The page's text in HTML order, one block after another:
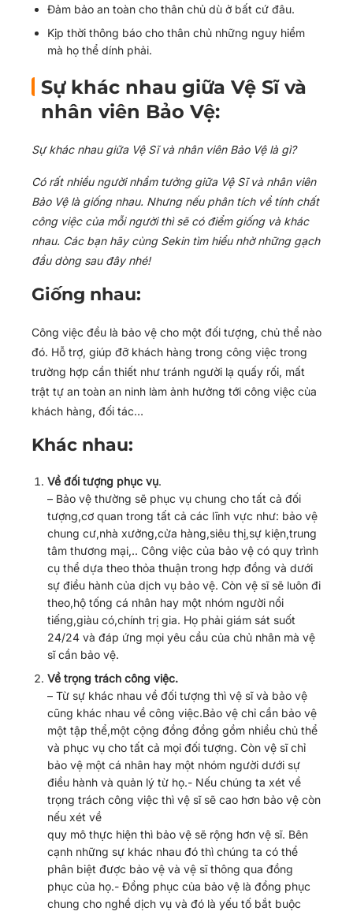
Đảm bảo an toàn cho thân chủ dù ở bất cứ đâu.
Kịp thời thông báo cho thân chủ những nguy hiểm
mà họ thể dính phải.
Sự khác nhau giữa Vệ Sĩ và
nhân viên Bảo Vệ:
Sự khác nhau giữa Vệ Sĩ và nhân viên Bảo Vệ là gì?
Có rất nhiều người nhầm tưởng giữa Vệ Sĩ và nhân viên
Bảo Vệ là giống nhau. Nhưng nếu phân tích về tính chất
công việc của mỗi người thì sẽ có điểm giống và khác
nhau. Các bạn hãy cùng Sekin tìm hiểu nhờ những gạch
đầu dòng sau đây nhé!
Giống nhau:
Công việc đều là bảo vệ cho một đối tượng, chủ thể nào
đó. Hỗ trợ, giúp đỡ khách hàng trong công việc trong
trường hợp cần thiết như tránh người lạ quấy rối, mất
trật tự an toàn an ninh làm ảnh hưởng tới công việc của
khách hàng, đối tác…
Khác nhau:
Về đối tượng phục vụ.
– Bảo vệ thường sẽ phục vụ chung cho tất cả đối
tượng,cơ quan trong tất cả các lĩnh vực như: bảo vệ
chung cư,nhà xưởng,cửa hàng,siêu thị,sự kiện,trung
tâm thương mại,.. Công việc của bảo vệ có quy trình
cụ thể dựa theo thỏa thuận trong hợp đồng và dưới
sự điều hành của dịch vụ bảo vệ. Còn vệ sĩ sẽ luôn đi
theo,hộ tống cá nhân hay một nhóm người nổi
tiếng,giàu có,chính trị gia. Họ phải giám sát suốt
24/24 và đáp ứng mọi yêu cầu của chủ nhân mà vệ
sĩ cần bảo vệ.
Về trọng trách công việc.
– Từ sự khác nhau về đối tượng thì vệ sĩ và bảo vệ
cũng khác nhau về công việc.Bảo vệ chỉ cần bảo vệ
một tập thể,một cộng đồng đồng gồm nhiều chủ thể
và phục vụ cho tất cả mọi đối tượng. Còn vệ sĩ chỉ
bảo vệ một cá nhân hay một nhóm người dưới sự
điều hành và quản lý từ họ.- Nếu chúng ta xét về
trọng trách công việc thì vệ sĩ sẽ cao hơn bảo vệ còn
nếu xét về
quy mô thực hiện thì bảo vệ sẽ rộng hơn vệ sĩ. Bên
cạnh những sự khác nhau đó thì chúng ta có thể
phân biệt được bảo vệ và vệ sĩ thông qua đồng
phục của họ.- Đồng phục của bảo vệ là đồng phục
chung cho nghề dịch vụ và đó là yếu tố bắt buộc